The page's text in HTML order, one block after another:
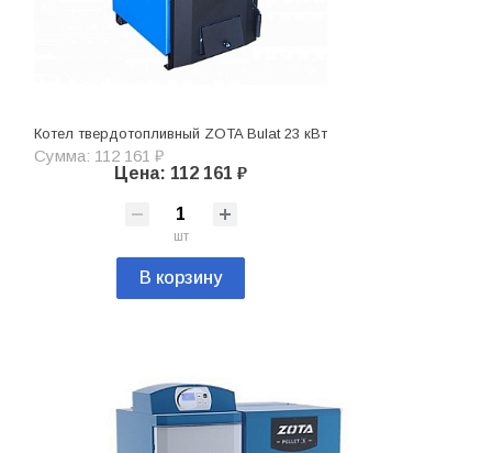
Котел твердотопливный ZOTA Bulat 23 кВт
Сумма: 112 161 ₽
Цена: 112 161 ₽
шт
В корзину